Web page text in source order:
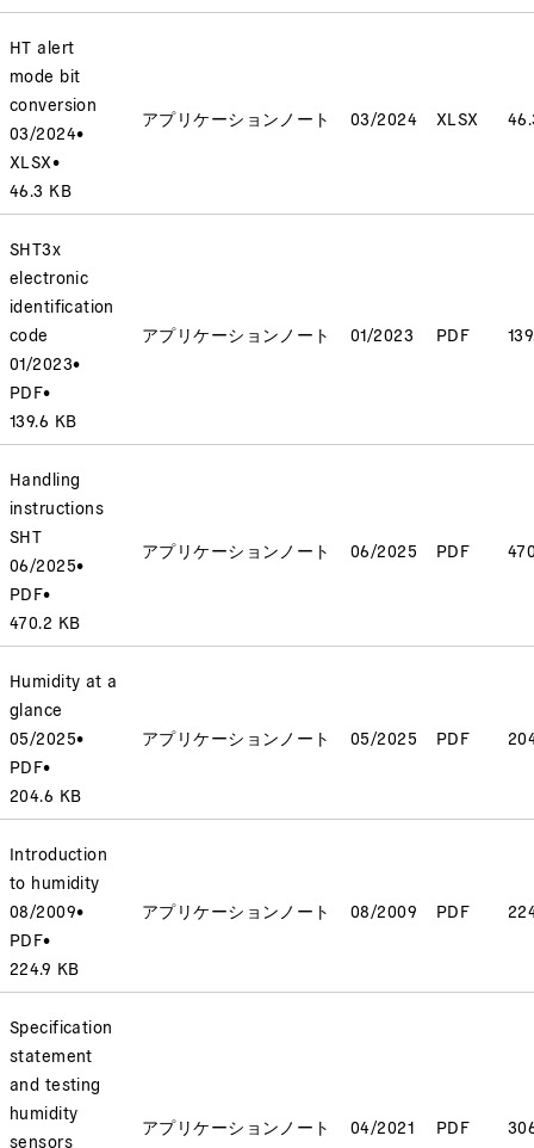
HT alert
mode bit
conversion
03/2024•
XLSX•
46.3 KB
アプリケーションノート 03/2024 XLSX
SHT3x
electronic
identification
code
01/2023•
PDF•
139.6 KB
アプリケーションノート 01/2023 PDF
Handling
instructions
SHT
06/2025•
PDF•
470.2 KB
アプリケーションノート 06/2025 PDF
Humidity at a
glance
05/2025•
PDF•
204.6 KB
アプリケーションノート 05/2025 PDF
Introduction
to humidity
08/2009•
PDF•
224.9 KB
アプリケーションノート 08/2009 PDF
Specification
statement
and testing
humidity
sensors
アプリケーションノート 04/2021 PDF